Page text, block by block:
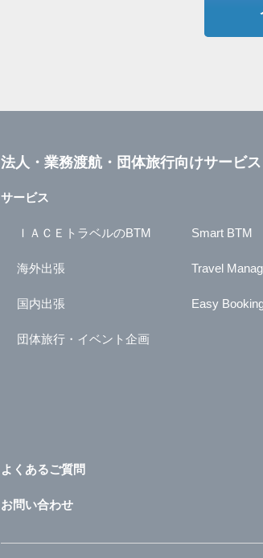
法人・業務渡航・団体旅行向けサービス
サービス
ＩＡＣＥトラベルのBTM
海外出張
国内出張
団体旅行・イベント企画
Smart BTM
Travel
Easy
よくあるご質問
お問い合わせ